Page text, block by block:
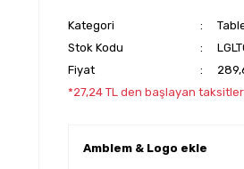
Kategori
Stok Kodu
Fiyat
*27,24 TL den başlayan
Amblem & Logo ekle